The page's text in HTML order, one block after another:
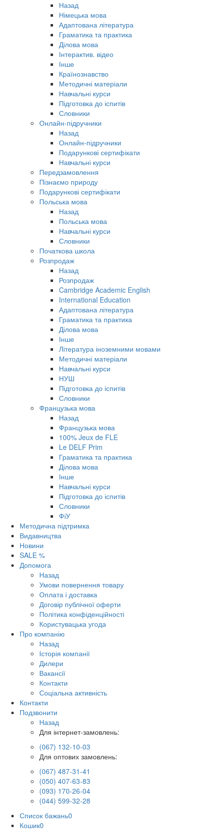
Назад
Німецька мова
Адаптована література
Граматика та практика
Ділова мова
Інтерактив. відео
Інше
Країнознавство
Методичні матеріали
Навчальні курси
Підготовка до іспитів
Словники
Онлайн-підручники
Назад
Онлайн-підручники
Подарункові сертифікати
Навчальні курси
Передзамовлення
Пізнаємо природу
Подарункові сертифікати
Польська мова
Назад
Польська мова
Навчальні курси
Словники
Початкова школа
Розпродаж
Назад
Розпродаж
Cambridge Academic English
International Education
Адаптована література
Граматика та практика
Ділова мова
Інше
Література іноземними мовами
Методичні матеріали
Навчальні курси
НУШ
Підготовка до іспитів
Словники
Французька мова
Назад
Французька мова
100% Jeux de FLE
Le DELF Prim
Граматика та практика
Ділова мова
Інше
Навчальні курси
Підготовка до іспитів
Словники
ФіУ
Методична підтримка
Видавництва
Новини
SALE %
Допомога
Назад
Умови повернення товару
Оплата і доставка
Договір публічної оферти
Політика конфіденційності
Користувацька угода
Про компанію
Назад
Історія компанії
Дилери
Вакансії
Контакти
Соціальна активність
Контакти
Подзвонити
Назад
Для інтернет-замовлень:
(067) 132-10-03
Для оптових замовлень:
(067) 487-31-41
(050) 407-63-83
(093) 170-26-04
(044) 599-32-28
Список бажань0
Кошик0